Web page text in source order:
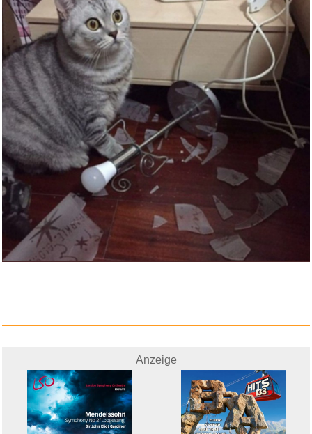
Microsoft 365 Family
1 Ja...
Anzeige
Noob Ninja - Sword Master: Blo...
Anzeige